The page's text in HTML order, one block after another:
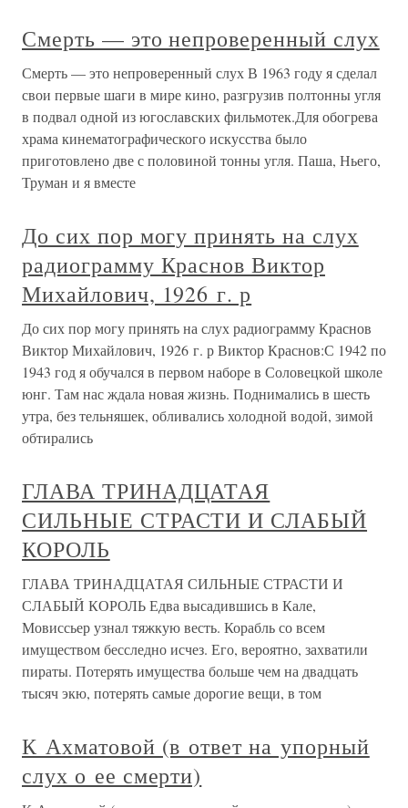
Смерть — это непроверенный слух
Смерть — это непроверенный слух В 1963 году я сделал
свои первые шаги в мире кино, разгрузив полтонны угля
в подвал одной из югославских фильмотек.Для обогрева
храма кинематографического искусства было
приготовлено две с половиной тонны угля. Паша, Ньего,
Труман и я вместе
До сих пор могу принять на слух
радиограмму Краснов Виктор
Михайлович, 1926 г. р
До сих пор могу принять на слух радиограмму Краснов
Виктор Михайлович, 1926 г. р Виктор Краснов:С 1942 по
1943 год я обучался в первом наборе в Соловецкой школе
юнг. Там нас ждала новая жизнь. Поднимались в шесть
утра, без тельняшек, обливались холодной водой, зимой
обтирались
ГЛАВА ТРИНАДЦАТАЯ
СИЛЬНЫЕ СТРАСТИ И СЛАБЫЙ
КОРОЛЬ
ГЛАВА ТРИНАДЦАТАЯ СИЛЬНЫЕ СТРАСТИ И
СЛАБЫЙ КОРОЛЬ Едва высадившись в Кале,
Мовиссьер узнал тяжкую весть. Корабль со всем
имуществом бесследно исчез. Его, вероятно, захватили
пираты. Потерять имущества больше чем на двадцать
тысяч экю, потерять самые дорогие вещи, в том
К Ахматовой (в ответ на упорный
слух о ее смерти)